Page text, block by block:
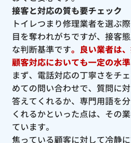
接客と対応の質も要チェック
トイレつまり修理業者を選ぶ
目を奪われがちですが、接客
な判断基準です。良い業者は
顧客対応においても一定の水準
まず、電話対応の丁寧さをチ
めての問い合わせで、質問に
答えてくれるか、専門用語を
くれるかといった点は、その
ています。
焦っている顧客に対して冷静に